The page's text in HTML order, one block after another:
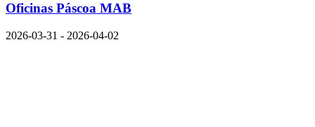
Oficinas Páscoa MAB
2026-03-31 - 2026-04-02